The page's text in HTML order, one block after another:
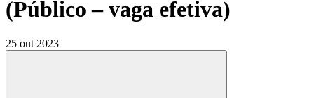
(Público – vaga efetiva)
25 out 2023